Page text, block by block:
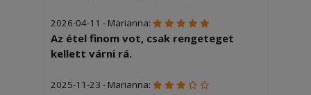
2026-04-11 - Marianna:
Az étel finom vot, csak rengeteget
kellett várni rá.
2025-11-23 - Marianna: